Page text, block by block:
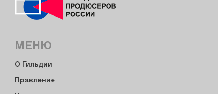
МЕНЮ
О Гильдии
Правление